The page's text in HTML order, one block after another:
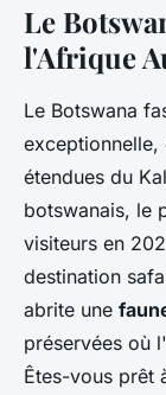
Le
l'Afrique
Le Botswana
étendues du
botswanais, le
visiteurs en
destination
abrite une
préservées où
Êtes-vous prêt